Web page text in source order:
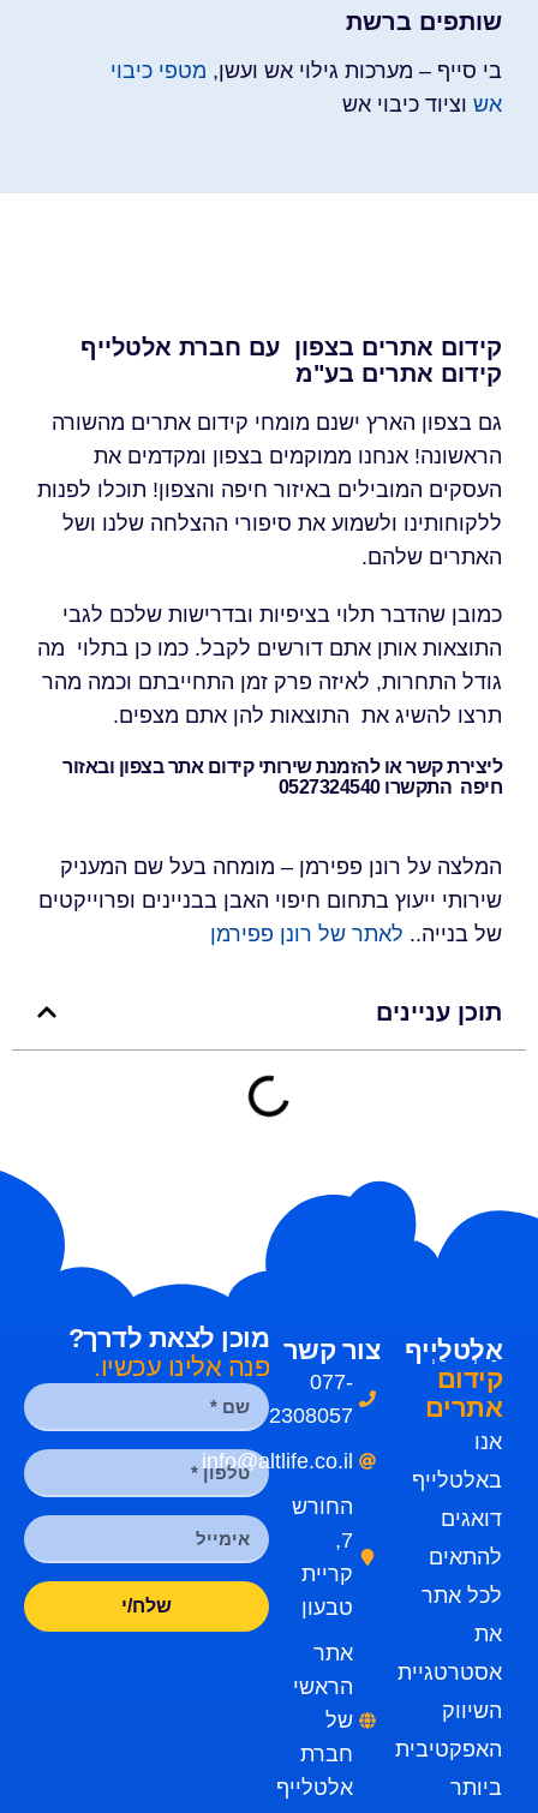
שותפים ברשת
בי סייף – מערכות גילוי אש ועשן, מטפי כיבוי
אש וציוד כיבוי אש
קידום אתרים בצפון עם חברת אלטלייף
קידום אתרים בע"מ
גם בצפון הארץ ישנם מומחי קידום אתרים מהשורה
הראשונה! אנחנו ממוקמים בצפון ומקדמים את
העסקים המובילים באיזור חיפה והצפון! תוכלו לפנות
ללקוחותינו ולשמוע את סיפורי ההצלחה שלנו ושל
האתרים שלהם.
כמובן שהדבר תלוי בציפיות ובדרישות שלכם לגבי
התוצאות אותן אתם דורשים לקבל. כמו כן בתלוי מה
גודל התחרות, לאיזה פרק זמן התחייבתם וכמה מהר
תרצו להשיג את התוצאות להן אתם מצפים.
ליצירת קשר או להזמנת שירותי קידום אתר בצפון ובאזור
חיפה התקשרו 0527324540
המלצה על רונן פפירמן – מומחה בעל שם המעניק
שירותי ייעוץ בתחום חיפוי האבן בבניינים ופרוייקטים
של בנייה.. לאתר של רונן פפירמן
תוכן עניינים
אַלְטלַיְיף
קידום
אתרים
אנו
באלטלייף
דואגים
להתאים
לכל אתר
את
אסטרטגיית
השיווק
האפקטיבית
ביותר
צור קשר
077-
2308057
info@altlife.co.il
החורש
7,
קריית
טבעון
אתר
הראשי
של
חברת
אלטלייף
מוכן לצאת לדרך?
פנה אלינו עכשיו.
שלח/י